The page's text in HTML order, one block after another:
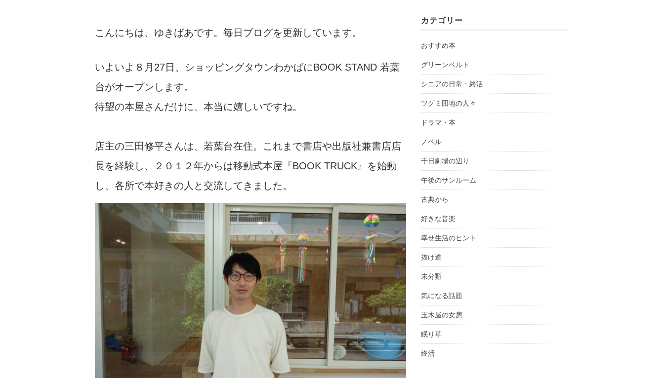
こんにちは、ゆきばあです。毎日ブログを更新しています。
いよいよ８月27日、ショッピングタウンわかばにBOOK STAND 若葉
台がオープンします。
待望の本屋さんだけに、本当に嬉しいですね。
店主の三田修平さんは、若葉台在住。これまで書店や出版社兼書店店
長を経験し、２０１２年からは移動式本屋『BOOK TRUCK』を始動
し、各所で本好きの人と交流してきました。
カテゴリー
おすすめ本
グリーンベルト
シニアの日常・終活
ツグミ団地の人々
ドラマ・本
ノベル
千日劇場の辺り
午後のサンルーム
古典から
好きな音楽
幸せ生活のヒント
抜け道
未分類
気になる話題
玉木屋の女房
眠り草
終活